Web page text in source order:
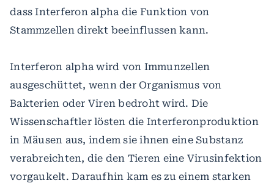
dass Interferon alpha die Funktion von
Stammzellen direkt beeinflussen kann.
Interferon alpha wird von Immunzellen
ausgeschüttet, wenn der Organismus von
Bakterien oder Viren bedroht wird. Die
Wissenschaftler lösten die Interferonproduktion
in Mäusen aus, indem sie ihnen eine Substanz
verabreichten, die den Tieren eine Virusinfektion
vorgaukelt. Daraufhin kam es zu einem starken